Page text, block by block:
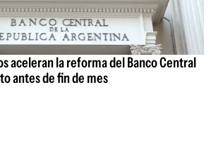
aceleran la reforma del Banco Central
antes de fin de mes